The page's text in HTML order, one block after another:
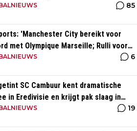
85
'Manchester City bereikt voor
met Olympique Marseille; Rulli voor
naar Engeland'
6
SC Cambuur kent dramatische
in Eredivisie en krijgt pak slaag in
19